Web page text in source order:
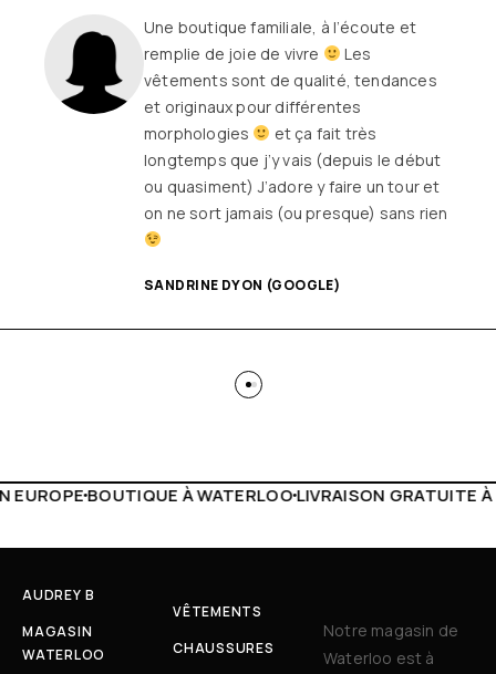
Une boutique familiale, à l’écoute et
remplie de joie de vivre
Les
vêtements sont de qualité, tendances
et originaux pour différentes
morphologies
et ça fait très
longtemps que j’y vais (depuis le début
ou quasiment) J’adore y faire un tour et
on ne sort jamais (ou presque) sans rien
SANDRINE DYON (GOOGLE)
LIVRAISON GRATUITE À PARTIR DE 150€LIVE
AUDREY B
MAGASIN
WATERLOO
VÊTEMENTS
CHAUSSURES
Notre magasin de
Waterloo est à